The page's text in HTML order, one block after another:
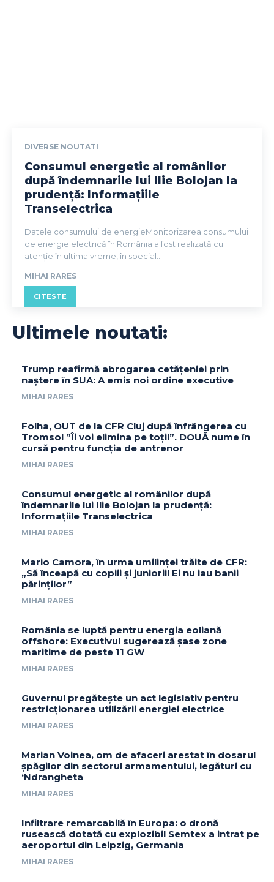
DIVERSE NOUTATI
Consumul energetic al românilor
după îndemnarile lui Ilie Bolojan la
prudență: Informațiile
Transelectrica
Datele consumului de energieMonitorizarea consumului
de energie electrică în România a fost realizată cu
atenție în ultima vreme, în special...
MIHAI RARES
CITESTE
Ultimele noutati:
Trump reafirmă abrogarea cetățeniei prin
naștere în SUA: A emis noi ordine executive
MIHAI RARES
Folha, OUT de la CFR Cluj după înfrângerea cu
Tromso! ”Îi voi elimina pe toți!”. DOUĂ nume în
cursă pentru funcția de antrenor
MIHAI RARES
Consumul energetic al românilor după
îndemnarile lui Ilie Bolojan la prudență:
Informațiile Transelectrica
MIHAI RARES
Mario Camora, în urma umilinței trăite de CFR:
„Să înceapă cu copiii și juniorii! Ei nu iau banii
părinților”
MIHAI RARES
România se luptă pentru energia eoliană
offshore: Executivul sugerează șase zone
maritime de peste 11 GW
MIHAI RARES
Guvernul pregătește un act legislativ pentru
restricționarea utilizării energiei electrice
MIHAI RARES
Marian Voinea, om de afaceri arestat în dosarul
șpăgilor din sectorul armamentului, legături cu
‘Ndrangheta
MIHAI RARES
Infiltrare remarcabilă în Europa: o dronă
rusească dotată cu explozibil Semtex a intrat pe
aeroportul din Leipzig, Germania
MIHAI RARES